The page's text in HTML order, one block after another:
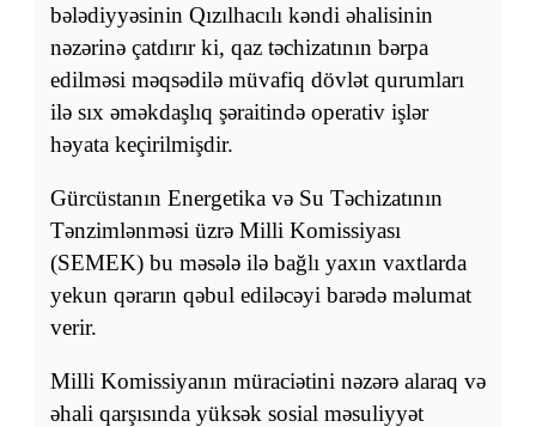
bələdiyyəsinin Qızılhacılı kəndi əhalisinin
nəzərinə çatdırır ki, qaz təchizatının bərpa
edilməsi məqsədilə müvafiq dövlət qurumları
ilə sıx əməkdaşlıq şəraitində operativ işlər
həyata keçirilmişdir.
Gürcüstanın Energetika və Su Təchizatının
Tənzimlənməsi üzrə Milli Komissiyası
(SEMEK) bu məsələ ilə bağlı yaxın vaxtlarda
yekun qərarın qəbul ediləcəyi barədə məlumat
verir.
Milli Komissiyanın müraciətini nəzərə alaraq və
əhali qarşısında yüksək sosial məsuliyyət